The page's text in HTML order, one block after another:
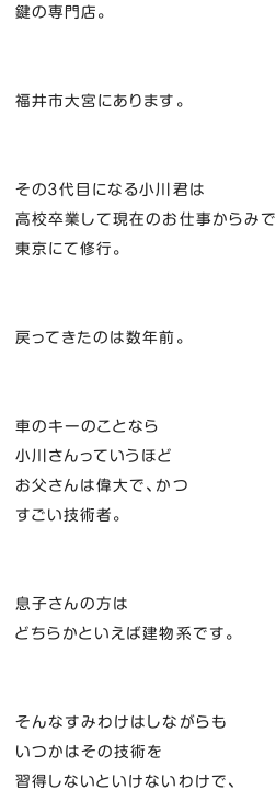
鍵の専門店。
福井市大宮にあります。
その３代目になる小川君は
高校卒業して現在のお仕事からみで
東京にて修行。
戻ってきたのは数年前。
車のキーのことなら
小川さんっていうほど
お父さんは偉大で、かつ
すごい技術者。
息子さんの方は
どちらかといえば建物系です。
そんなすみわけはしながらも
いつかはその技術を
習得しないといけないわけで、